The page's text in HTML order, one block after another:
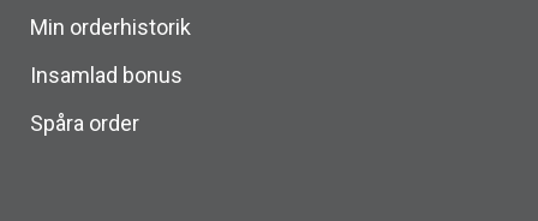
Min orderhistorik
Insamlad bonus
Spåra order